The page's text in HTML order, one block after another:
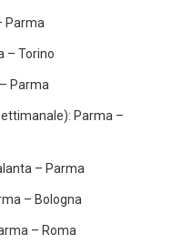
Parma
– Torino
Parma
Parma –
– Parma
– Bologna
– Roma